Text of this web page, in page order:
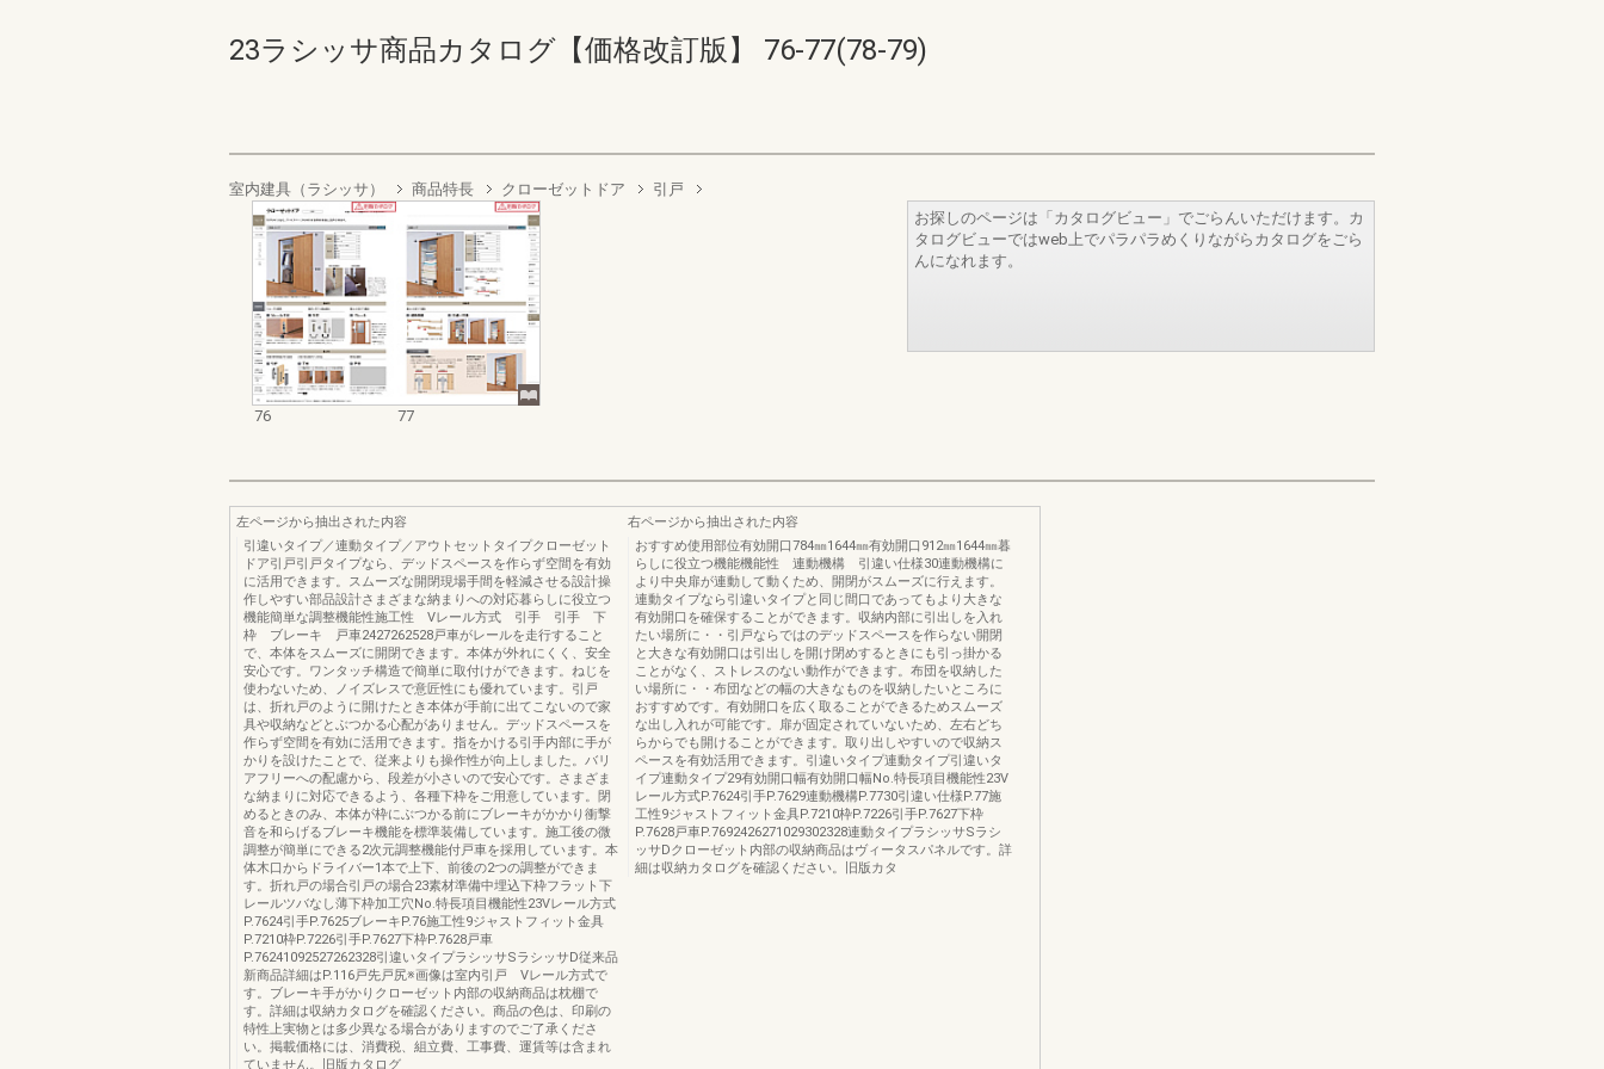
23ラシッサ商品カタログ【価格改訂版】 76-77(78-79)
室内建具（ラシッサ） 商品特長 クローゼットドア 引戸
76 77
お探しのページは「カタログビュー」でごらんいただけます。カ
タログビューではweb上でパラパラめくりながらカタログをごら
んになれます。
左ページから抽出された内容
引違いタイプ／連動タイプ／アウトセットタイプクローゼット
ドア引戸引戸タイプなら、デッドスペースを作らず空間を有効
に活用できます。スムーズな開閉現場手間を軽減させる設計操
作しやすい部品設計さまざまな納まりへの対応暮らしに役立つ
機能簡単な調整機能性施工性 Vレール方式 引手 引手 下
枠 ブレーキ 戸車2427262528戸車がレールを走行すること
で、本体をスムーズに開閉できます。本体が外れにくく、安全
安心です。ワンタッチ構造で簡単に取付けができます。ねじを
使わないため、ノイズレスで意匠性にも優れています。引戸
は、折れ戸のように開けたとき本体が手前に出てこないので家
具や収納などとぶつかる心配がありません。デッドスペースを
作らず空間を有効に活用できます。指をかける引手内部に手が
かりを設けたことで、従来よりも操作性が向上しました。バリ
アフリーへの配慮から、段差が小さいので安心です。さまざま
な納まりに対応できるよう、各種下枠をご用意しています。閉
めるときのみ、本体が枠にぶつかる前にブレーキがかかり衝撃
音を和らげるブレーキ機能を標準装備しています。施工後の微
調整が簡単にできる2次元調整機能付戸車を採用しています。本
体木口からドライバー1本で上下、前後の2つの調整ができま
す。折れ戸の場合引戸の場合23素材準備中埋込下枠フラット下
レールツバなし薄下枠加工穴No.特長項目機能性23Vレール方式
P.7624引手P.7625ブレーキP.76施工性9ジャストフィット金具
P.7210枠P.7226引手P.7627下枠P.7628戸車
P.76241092527262328引違いタイプラシッサSラシッサD従来品
新商品詳細はP.116戸先戸尻※画像は室内引戸 Vレール方式で
す。ブレーキ手がかりクローゼット内部の収納商品は枕棚で
す。詳細は収納カタログを確認ください。商品の色は、印刷の
特性上実物とは多少異なる場合がありますのでご了承くださ
い。掲載価格には、消費税、組立費、工事費、運賃等は含まれ
ていません。旧版カタログ
右ページから抽出された内容
おすすめ使用部位有効開口784㎜1644㎜有効開口912㎜1644㎜暮
らしに役立つ機能機能性 連動機構 引違い仕様30連動機構に
より中央扉が連動して動くため、開閉がスムーズに行えます。
連動タイプなら引違いタイプと同じ間口であってもより大きな
有効開口を確保することができます。収納内部に引出しを入れ
たい場所に・・引戸ならではのデッドスペースを作らない開閉
と大きな有効開口は引出しを開け閉めするときにも引っ掛かる
ことがなく、ストレスのない動作ができます。布団を収納した
い場所に・・布団などの幅の大きなものを収納したいところに
おすすめです。有効開口を広く取ることができるためスムーズ
な出し入れが可能です。扉が固定されていないため、左右どち
らからでも開けることができます。取り出しやすいので収納ス
ペースを有効活用できます。引違いタイプ連動タイプ引違いタ
イプ連動タイプ29有効開口幅有効開口幅No.特長項目機能性23V
レール方式P.7624引手P.7629連動機構P.7730引違い仕様P.77施
工性9ジャストフィット金具P.7210枠P.7226引手P.7627下枠
P.7628戸車P.7692426271029302328連動タイプラシッサSラシ
ッサDクローゼット内部の収納商品はヴィータスパネルです。詳
細は収納カタログを確認ください。旧版カタ